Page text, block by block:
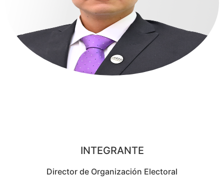
INTEGRANTE
Director de Organización Electoral